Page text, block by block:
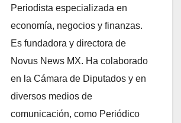
Periodista especializada en
economía, negocios y finanzas.
Es fundadora y directora de
Novus News MX. Ha colaborado
en la Cámara de Diputados y en
diversos medios de
comunicación, como Periódico